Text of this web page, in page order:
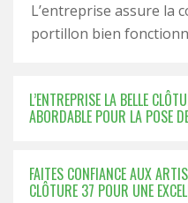
L’entreprise assure la
portillon bien
L’ENTREPRISE LA BELLE
ABORDABLE POUR LA POSE
FAITES CONFIANCE AUX
CLÔTURE 37 POUR UNE